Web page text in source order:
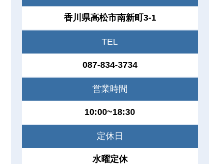
香川県高松市南新町3-1
TEL
087-834-3734
営業時間
10:00~18:30
定休日
水曜定休